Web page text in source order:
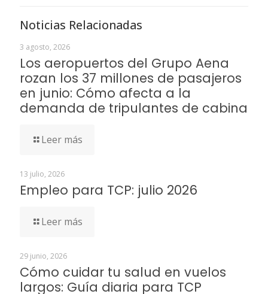
Noticias Relacionadas
3 agosto, 2026
Los aeropuertos del Grupo Aena
rozan los 37 millones de pasajeros
en junio: Cómo afecta a la
demanda de tripulantes de cabina
Leer más
13 julio, 2026
Empleo para TCP: julio 2026
Leer más
29 junio, 2026
Cómo cuidar tu salud en vuelos
largos: Guía diaria para TCP